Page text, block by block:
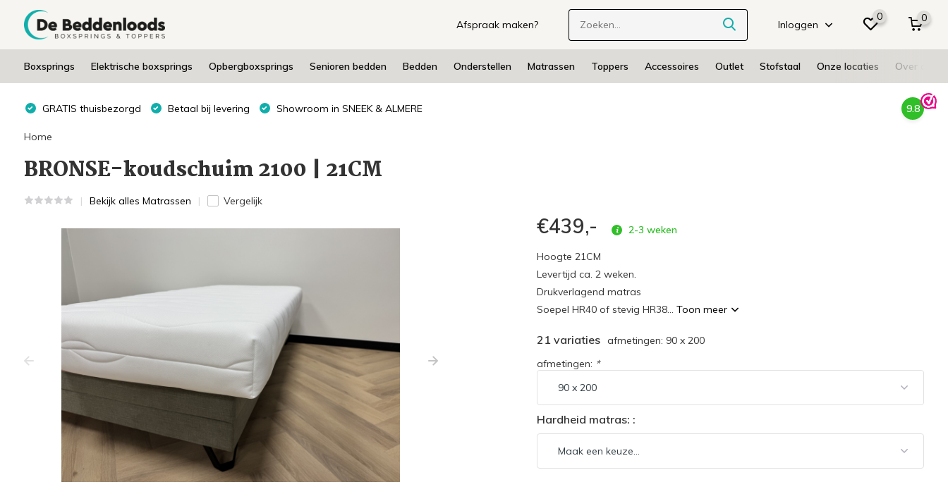
Afspraak maken? Inloggen
0 0
Boxsprings Elektrische boxsprings Opbergboxsprings Senioren bedden Bedden Onderstellen Matrassen Toppers Accessoires Outlet Stofstaal Onze locaties Over ons
GRATIS thuisbezorgd Betaal bij levering Showroom in SNEEK & ALMERE 9.8
Home
BRONSE-koudschuim 2100 | 21CM
Bekijk alles Matrassen Vergelijk
€439,- 2-3 weken
Hoogte 21CM
Levertijd ca. 2 weken.
Drukverlagend matras
Soepel HR40 of stevig HR38...Toon meer
21 variaties afmetingen: 90 x 200
afmetingen: *
Hardheid matras: :